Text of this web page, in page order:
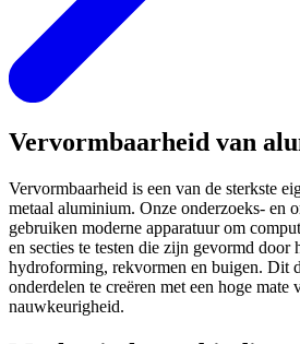
Vervormbaarheid van
Vervormbaarheid is een van de sterkste
metaal aluminium. Onze onderzoeks- en
gebruiken moderne apparatuur om
en secties te testen die zijn gevormd door
hydroforming, rekvormen en buigen. Dit
onderdelen te creëren met een hoge mate
nauwkeurigheid.